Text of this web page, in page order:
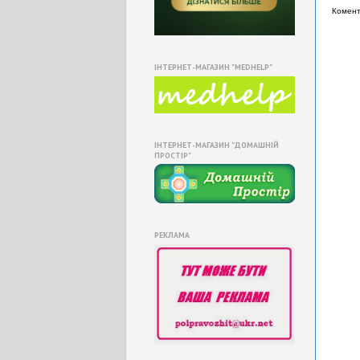
ІНТЕРНЕТ-МАГАЗИН "MEDHELP"
ІНТЕРНЕТ-МАГАЗИН "ДОМАШНІЙ
ПРОСТІР"
РЕКЛАМА